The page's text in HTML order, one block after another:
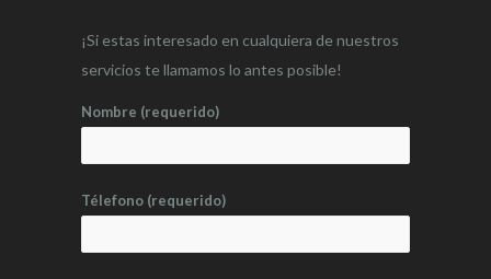
¡Si estas interesado en cualquiera de nuestros
servicios te llamamos lo antes posible!
Nombre (requerido)
Télefono (requerido)